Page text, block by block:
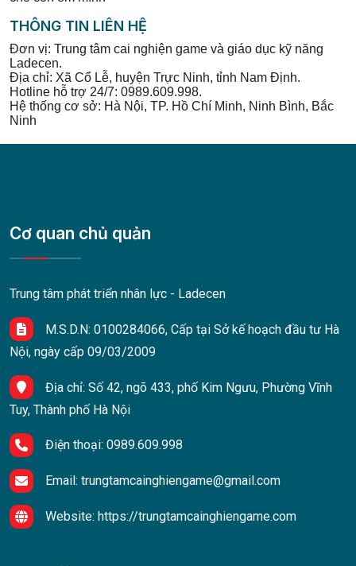
THÔNG TIN LIÊN HỆ
Đơn vị: Trung tâm cai nghiện game và giáo dục kỹ năng
Ladecen.
Địa chỉ: Xã Cổ Lễ, huyện Trực Ninh, tỉnh Nam Định.
Hotline hỗ trợ 24/7: 0989.609.998.
Hệ thống cơ sở: Hà Nội, TP. Hồ Chí Minh, Ninh Bình, Bắc
Ninh
Cơ quan chủ quản
Trung tâm phát triển nhân lực - Ladecen
M.S.D.N: 0100284066, Cấp tại Sở kế hoạch đầu tư Hà
Nội, ngày cấp 09/03/2009
Địa chỉ: Số 42, ngõ 433, phố Kim Ngưu, Phường Vĩnh
Tuy, Thành phố Hà Nội
Điện thoại: 0989.609.998
Email: trungtamcainghiengame@gmail.com
Website: https://trungtamcainghiengame.com